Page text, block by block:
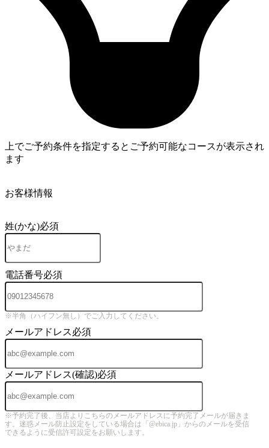
上でご予約条件を指定するとご予約可能なコースが表示され
ます
お客様情報
姓(かな)必須
電話番号必須
※半角（ハイフン無し）でご入力してください。
メールアドレス必須
メールアドレス(確認)必須
※予約完了後、当店よりこちらのメールアドレスに予約完了メールが届きま
す。迷惑メール防止設定をしている場合は「@ebica.jp」からのメールを受信
できるように受信許可設定をお願いします。